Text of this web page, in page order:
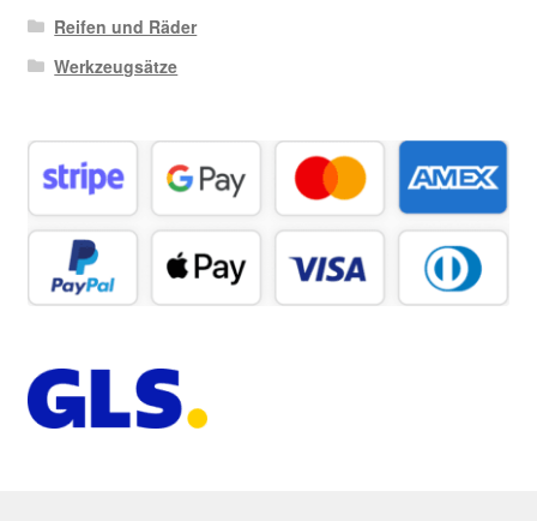
Reifen und Räder
Werkzeugsätze